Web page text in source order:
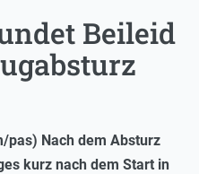
Beileid
pas) Nach dem Absturz
kurz nach dem Start in